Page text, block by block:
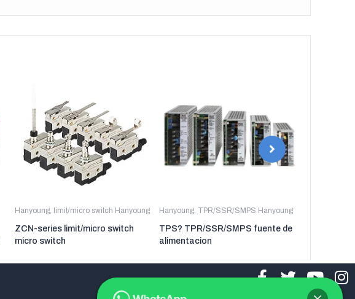
Hanyoung, limit/micro switch Hanyoung
ZCN-series limit/micro switch
micro switch
Hanyoung, TPR/SSR/SMPS Hanyoung
TPS? TPR/SSR/SMPS fuente de
alimentacion